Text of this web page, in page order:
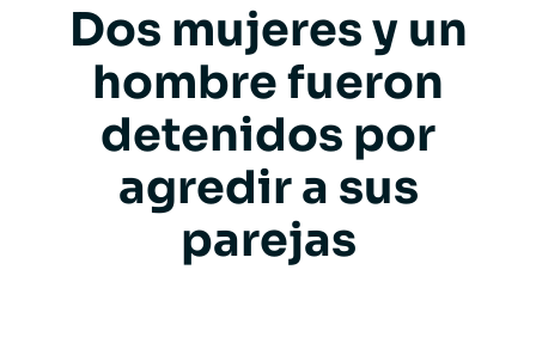
Dos mujeres y un
hombre fueron
detenidos por
agredir a sus
parejas